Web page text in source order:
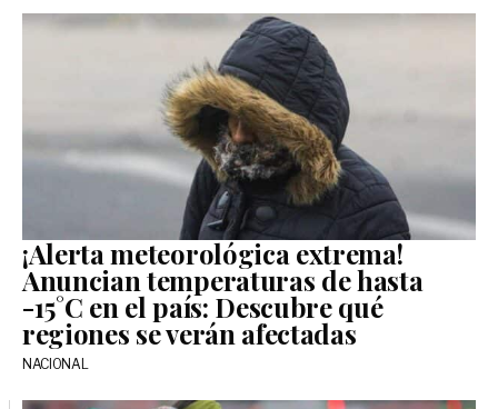
¡Alerta meteorológica extrema!
Anuncian temperaturas de hasta
-15°C en el país: Descubre qué
regiones se verán afectadas
NACIONAL